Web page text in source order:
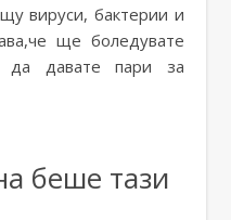
вируси, бактерии и
ще боледувате
давате пари за
беше тази